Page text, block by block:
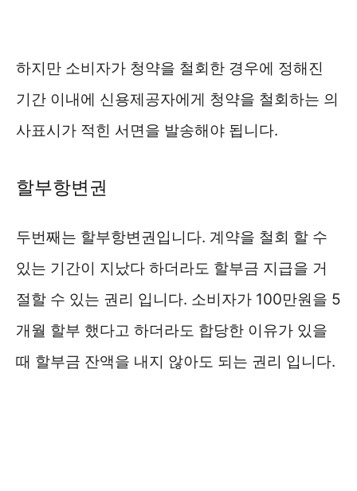
하지만 소비자가 청약을 철회한 경우에 정해진
기간 이내에 신용제공자에게 청약을 철회하는 의
사표시가 적힌 서면을 발송해야 됩니다.
할부항변권
두번째는 할부항변권입니다. 계약을 철회 할 수
있는 기간이 지났다 하더라도 할부금 지급을 거
절할 수 있는 권리 입니다. 소비자가 100만원을 5
개월 할부 했다고 하더라도 합당한 이유가 있을
때 할부금 잔액을 내지 않아도 되는 권리 입니다.